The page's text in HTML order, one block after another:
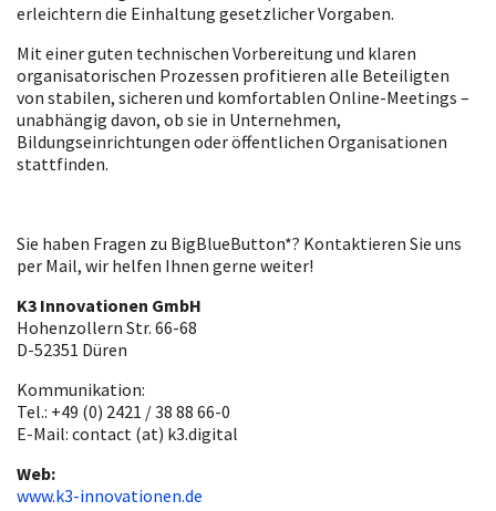
erleichtern die Einhaltung gesetzlicher Vorgaben.
Mit einer guten technischen Vorbereitung und klaren
organisatorischen Prozessen profitieren alle Beteiligten
von stabilen, sicheren und komfortablen Online-Meetings –
unabhängig davon, ob sie in Unternehmen,
Bildungseinrichtungen oder öffentlichen Organisationen
stattfinden.
Sie haben Fragen zu BigBlueButton*? Kontaktieren Sie uns
per Mail, wir helfen Ihnen gerne weiter!
K3 Innovationen GmbH
Hohenzollern Str. 66-68
D-52351 Düren
Kommunikation:
Tel.: +49 (0) 2421 / 38 88 66-0
E-Mail: contact (at) k3.digital
Web:
www.k3-innovationen.de